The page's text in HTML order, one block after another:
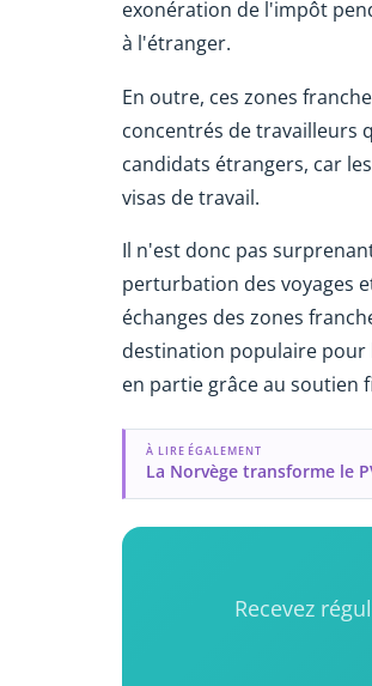
exonération de l'impôt
à l'étranger.
En outre, ces zones
concentrés de travailleurs
candidats étrangers, car
visas de travail.
Il n'est donc pas
perturbation des voyages
échanges des zones
destination populaire pour
en partie grâce au soutien
À LIRE ÉGALEMENT
La Norvège transforme le
Recevez